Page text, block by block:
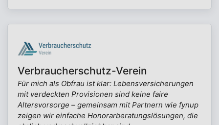
Verbraucherschutz-Verein
Für mich als Obfrau ist klar: Lebensversicherungen
mit verdeckten Provisionen sind keine faire
Altersvorsorge – gemeinsam mit Partnern wie fynup
zeigen wir einfache Honorarberatungslösungen, die